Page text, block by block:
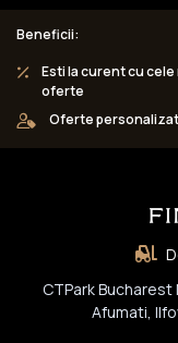
Beneficii:
Esti la curent cu cele
oferte
Oferte
CTPark Bucharest
Afumati,